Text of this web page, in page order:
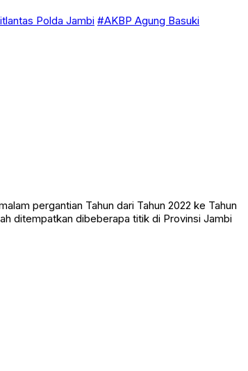
Polda Jambi #AKBP Agung Basuki
pergantian Tahun dari Tahun 2022 ke Tahun
ditempatkan dibeberapa titik di Provinsi Jambi